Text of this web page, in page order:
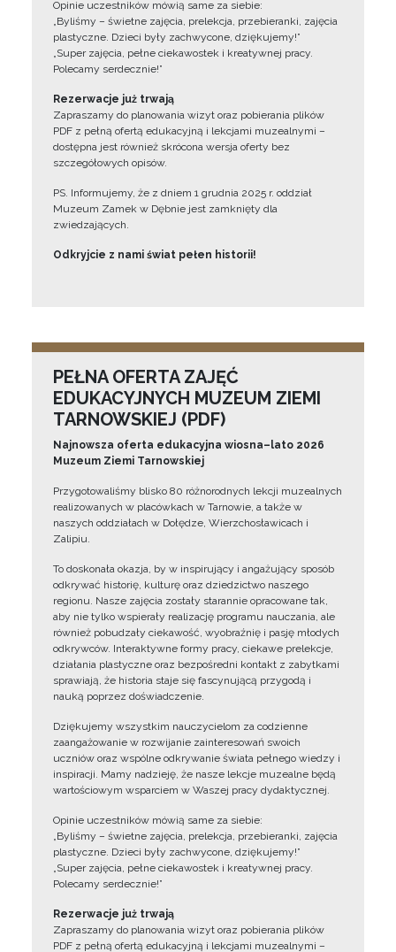
Opinie uczestników mówią same za siebie:
„Byliśmy – świetne zajęcia, prelekcja, przebieranki, zajęcia
plastyczne. Dzieci były zachwycone, dziękujemy!”
„Super zajęcia, pełne ciekawostek i kreatywnej pracy.
Polecamy serdecznie!”
Rezerwacje już trwają
Zapraszamy do planowania wizyt oraz pobierania plików
PDF z pełną ofertą edukacyjną i lekcjami muzealnymi –
dostępna jest również skrócona wersja oferty bez
szczegółowych opisów.
PS. Informujemy, że z dniem 1 grudnia 2025 r. oddział
Muzeum Zamek w Dębnie jest zamknięty dla
zwiedzających.
Odkryjcie z nami świat pełen historii!
PEŁNA OFERTA ZAJĘĆ
EDUKACYJNYCH MUZEUM ZIEMI
TARNOWSKIEJ (PDF)
Najnowsza oferta edukacyjna wiosna–lato 2026
Muzeum Ziemi Tarnowskiej
Przygotowaliśmy blisko 80 różnorodnych lekcji muzealnych
realizowanych w placówkach w Tarnowie, a także w
naszych oddziałach w Dołędze, Wierzchosławicach i
Zalipiu.
To doskonała okazja, by w inspirujący i angażujący sposób
odkrywać historię, kulturę oraz dziedzictwo naszego
regionu. Nasze zajęcia zostały starannie opracowane tak,
aby nie tylko wspierały realizację programu nauczania, ale
również pobudzały ciekawość, wyobraźnię i pasję młodych
odkrywców. Interaktywne formy pracy, ciekawe prelekcje,
działania plastyczne oraz bezpośredni kontakt z zabytkami
sprawiają, że historia staje się fascynującą przygodą i
nauką poprzez doświadczenie.
Dziękujemy wszystkim nauczycielom za codzienne
zaangażowanie w rozwijanie zainteresowań swoich
uczniów oraz wspólne odkrywanie świata pełnego wiedzy i
inspiracji. Mamy nadzieję, że nasze lekcje muzealne będą
wartościowym wsparciem w Waszej pracy dydaktycznej.
Opinie uczestników mówią same za siebie:
„Byliśmy – świetne zajęcia, prelekcja, przebieranki, zajęcia
plastyczne. Dzieci były zachwycone, dziękujemy!”
„Super zajęcia, pełne ciekawostek i kreatywnej pracy.
Polecamy serdecznie!”
Rezerwacje już trwają
Zapraszamy do planowania wizyt oraz pobierania plików
PDF z pełną ofertą edukacyjną i lekcjami muzealnymi –